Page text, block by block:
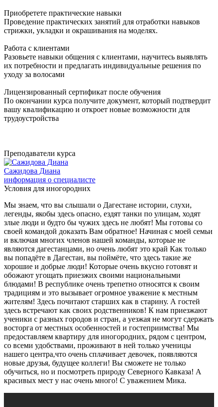
Приобретете практические навыки
Проведение практических занятий для отработки навыков
стрижки, укладки и окрашивания на моделях.
Работа с клиентами
Разовьете навыки общения с клиентами, научитесь выявлять
их потребности и предлагать индивидуальные решения по
уходу за волосами
Лицензированный сертификат после обучения
По окончании курса получите документ, который подтвердит
вашу квалификацию и откроет новые возможности для
трудоустройства
Преподаватели курса
Сажидова Диана
информация о специалисте
Условия для иногородних
Мы знаем, что вы слышали о Дагестане истории, слухи,
легенды, якобы здесь опасно, ездят танки по улицам, ходят
злые люди и будто бы чужих здесь не любят! Мы готовы со
своей командой доказать Вам обратное! Начиная с моей семьи
и включая многих членов нашей команды, которые не
являются дагестанцами, но очень любят это край Как только
вы попадёте в Дагестан, вы поймёте, что здесь такие же
хорошие и добрые люди! Которые очень вкусно готовят и
обожают угощать приезжих своими национальными
блюдами! В республике очень трепетно относятся к своим
традициям и это вызывает огромное уважение к местным
жителям! Здесь почитают старших как в старину. А гостей
здесь встречают как своих родственников! К нам приезжают
ученики с разных городов и стран, а уезжая не могут сдержать
восторга от местных особенностей и гостеприимства! Мы
предоставляем квартиру для иногородних, рядом с центром,
со всеми удобствами, проживают в ней только ученицы
нашего центра,что очень сплачивает девочек, появляются
новые друзья, будущее коллеги! Вы сможете не только
обучиться, но и посмотреть природу Северного Кавказа! А
красивых мест у нас очень много! С уважением Мика.